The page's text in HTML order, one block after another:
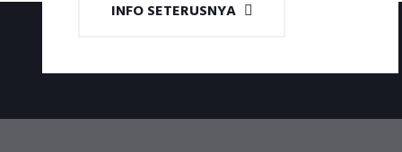
INFO SETERUSNYA